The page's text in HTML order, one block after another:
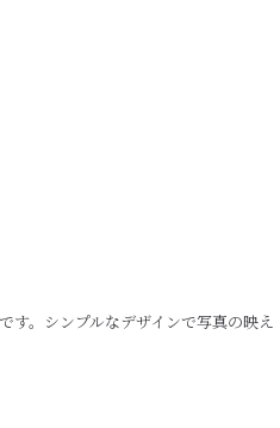
す。シンプルなデザインで写真の映え